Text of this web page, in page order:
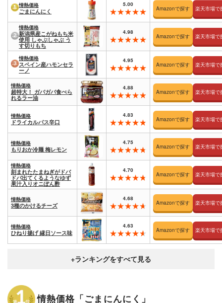
情熱価格
ごまにんにく
5.00
Amazonで探す 楽天市場で
情熱価格
新潟県産こがねもち米
使用 しゃぶしゃぶ う
す切りもち
4.98
Amazonで探す 楽天市場で
情熱価格
スペイン産ハモンセラ
ーノ
4.95
Amazonで探す 楽天市場で
情熱価格
超特大！ ガバガバ食べら
れるラー油
4.88
Amazonで探す 楽天市場で
情熱価格
ドライカルパス辛口
4.83
Amazonで探す 楽天市場で
情熱価格
もりおか冷麺 梅レモン
4.75
Amazonで探す 楽天市場で
情熱価格
刻まれたたまねぎがドバ
ドバ出てくるようなゆず
果汁入りオニぽん酢
4.70
Amazonで探す 楽天市場で
情熱価格
3種のかけるチーズ
4.68
Amazonで探す 楽天市場で
情熱価格
ひねり揚げ 縁日ソース味
4.63
Amazonで探す 楽天市場で
情熱価格「ごまにんにく」